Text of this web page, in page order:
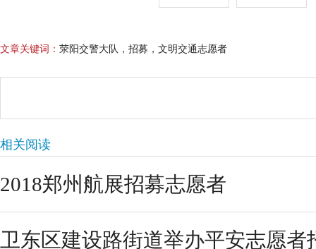
文章关键词： 荥阳交警大队，招募，文明交通志愿者
相关阅读
2018郑州航展招募志愿者
卫东区建设路街道举办平安志愿者